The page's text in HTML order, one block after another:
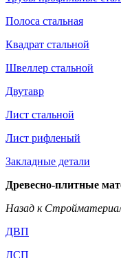
Полоса стальная
Квадрат стальной
Швеллер стальной
Двутавр
Лист стальной
Лист рифленый
Закладные детали
Древесно-плитные
Назад к
ДВП
ДСП